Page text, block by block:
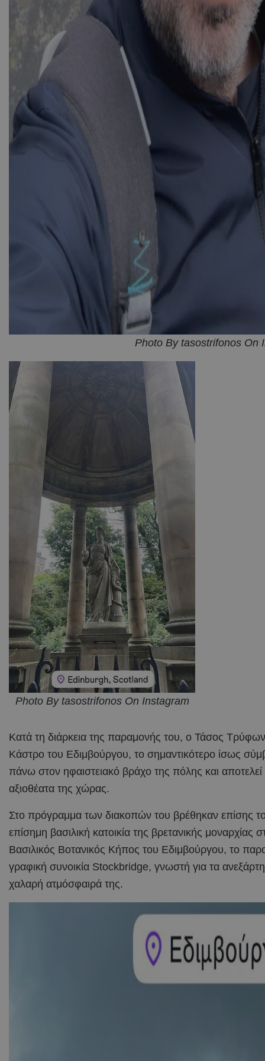
Photo By tasostrifonos On
Photo By tasostrifonos On Instagram
Κατά τη διάρκεια της παραμονής του, ο Τάσος
Κάστρο του Εδιμβούργου, το σημαντικότερο ίσως
πάνω στον ηφαιστειακό βράχο της πόλης και
αξιοθέατα της χώρας.
Στο πρόγραμμα των διακοπών του βρέθηκαν επίσης
επίσημη βασιλική κατοικία της βρετανικής
Βασιλικός Βοτανικός Κήπος του Εδιμβούργου, το
γραφική συνοικία Stockbridge, γνωστή για τα
χαλαρή ατμόσφαιρά της.